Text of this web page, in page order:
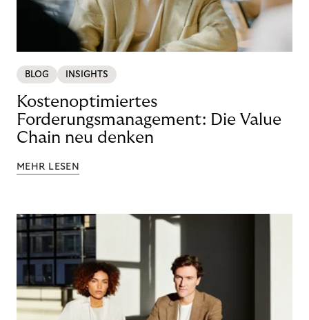
BLOG INSIGHTS
Kostenoptimiertes
Forderungsmanagement: Die Value
Chain neu denken
MEHR LESEN